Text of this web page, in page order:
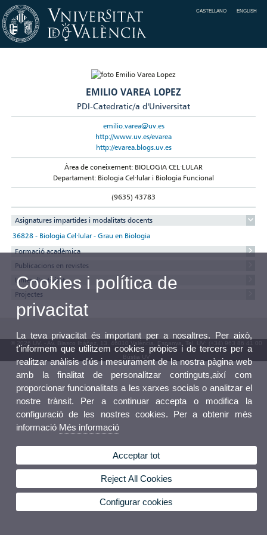
CASTELLANO ENGLISH
EMILIO VAREA LOPEZ
PDI-Catedratic/a d'Universitat
emilio.varea@uv.es
http://www.uv.es/evarea
http://evarea.blogs.uv.es
Àrea de coneixement: BIOLOGIA CEL·LULAR
Departament: Biologia Cel·lular i Biologia Funcional
(9635) 43783
Asignatures impartides i modalitats docents
36828 - Biologia Cel·lular - Grau en Biologia
Formació acadèmica
Publicacions en revistes
Línies d'activitat
Projectes
© 2026 UV. - Av. Blasco Ibáñez, 13. 46010 València. Espanya. Tel. UV: (+34) 963 86 41 00
Bústia UV
Cookies i política de
privacitat
La teva privacitat és important per a nosaltres. Per això,
t'informem que utilitzem cookies pròpies i de tercers per a
realitzar anàlisis d'ús i mesurament de la nostra pàgina web
amb la finalitat de personalitzar continguts,així com
proporcionar funcionalitats a les xarxes socials o analitzar el
nostre trànsit. Per a continuar accepta o modifica la
configuració de les nostres cookies. Per a obtenir més
informació Més informació
Acceptar tot
Reject All Cookies
Configurar cookies